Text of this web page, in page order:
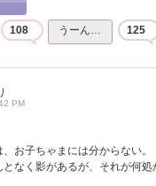
108 うーん… 125
PM
お子ちゃまには分からない。
となく影があるが、それが何